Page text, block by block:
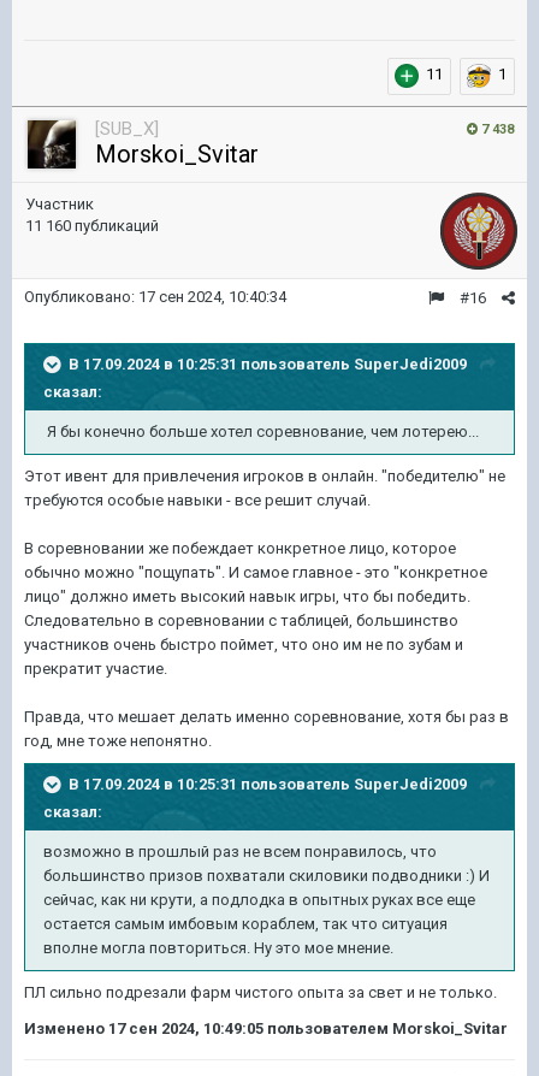
11 1
7 438
[SUB_X]
Morskoi_Svitar
Участник
11 160 публикаций
#16
Опубликовано: 17 сен 2024, 10:40:34
В 17.09.2024 в 10:25:31 пользователь SuperJedi2009
сказал:
Я бы конечно больше хотел соревнование, чем лотерею...
Этот ивент для привлечения игроков в онлайн. "победителю" не
требуются особые навыки - все решит случай.
В соревновании же побеждает конкретное лицо, которое
обычно можно "пощупать". И самое главное - это "конкретное
лицо" должно иметь высокий навык игры, что бы победить.
Следовательно в соревновании с таблицей, большинство
участников очень быстро поймет, что оно им не по зубам и
прекратит участие.
Правда, что мешает делать именно соревнование, хотя бы раз в
год, мне тоже непонятно.
В 17.09.2024 в 10:25:31 пользователь SuperJedi2009
сказал:
возможно в прошлый раз не всем понравилось, что
большинство призов похватали скиловики подводники :) И
сейчас, как ни крути, а подлодка в опытных руках все еще
остается самым имбовым кораблем, так что ситуация
вполне могла повториться. Ну это мое мнение.
ПЛ сильно подрезали фарм чистого опыта за свет и не только.
Изменено 17 сен 2024, 10:49:05 пользователем Morskoi_Svitar